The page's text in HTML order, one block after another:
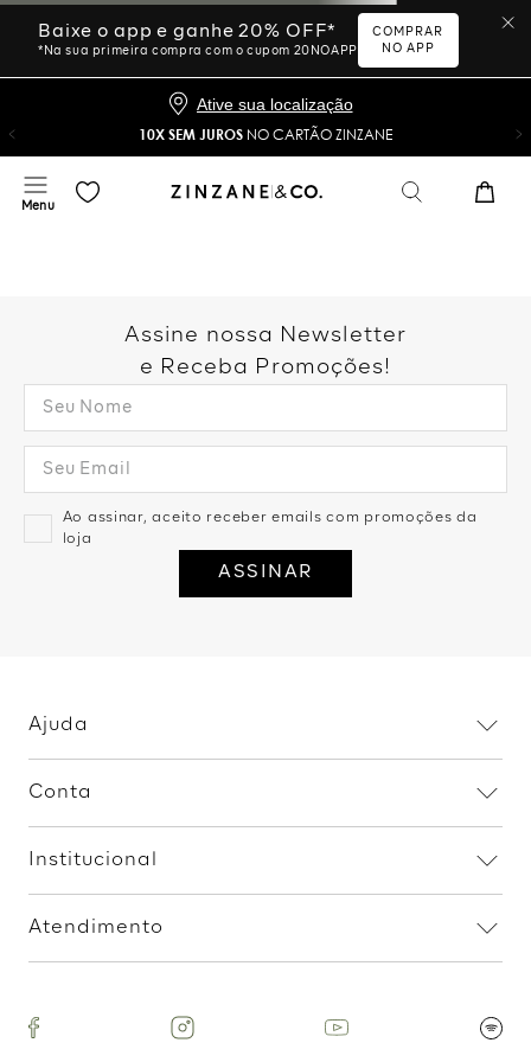
Ative sua localização
10X SEM JUROS NO CARTÃO ZINZANE
foi encontrada.
Vamos tentar novamente?